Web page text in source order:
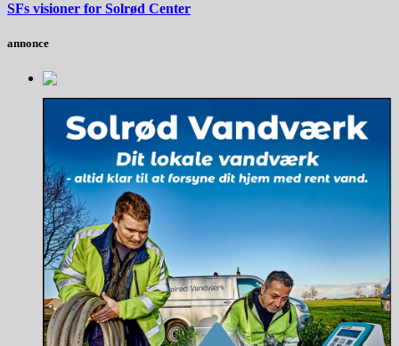
SFs visioner for Solrød Center
annonce